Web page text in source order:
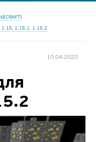
1.15.1, 1.15.2
10.04.2020